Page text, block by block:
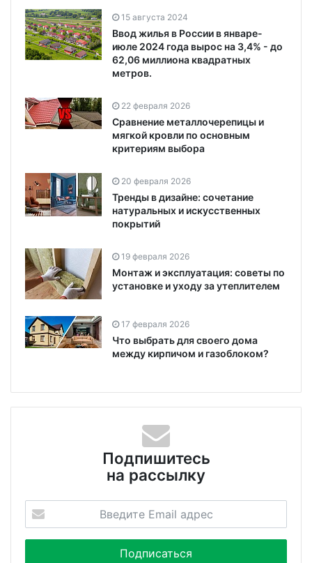
15 августа 2024
Ввод жилья в России в январе-
июле 2024 года вырос на 3,4% - до
62,06 миллиона квадратных
метров.
22 февраля 2026
Сравнение металлочерепицы и
мягкой кровли по основным
критериям выбора
20 февраля 2026
Тренды в дизайне: сочетание
натуральных и искусственных
покрытий
19 февраля 2026
Монтаж и эксплуатация: советы по
установке и уходу за утеплителем
17 февраля 2026
Что выбрать для своего дома
между кирпичом и газоблоком?
Подпишитесь
на рассылку